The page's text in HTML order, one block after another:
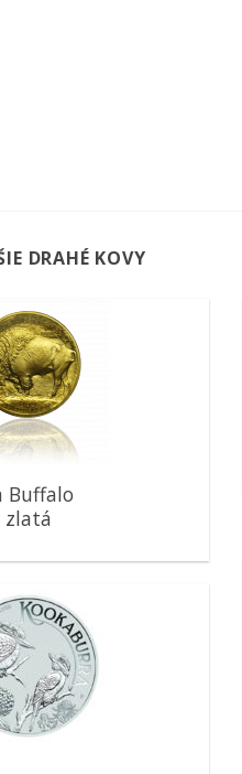
DRAHÉ KOVY
Pridať k
obľúbeným
Buffalo
zlatá
Pridať k
obľúbeným